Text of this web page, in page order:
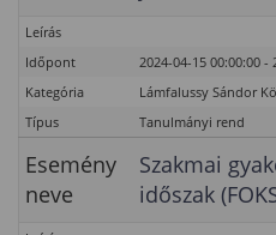
Leírás
Időpont
2024-04-15 00:00:00 -
Kategória
Lámfalussy Sándor
Típus
Tanulmányi rend
Esemény
neve
Szakmai
időszak